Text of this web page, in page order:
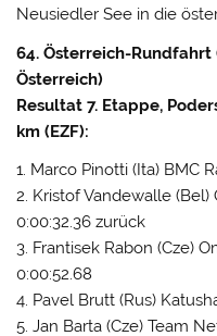
Neusiedler See in die
64. Österreich-Rundfahrt
Österreich)
Resultat 7. Etappe,
km (EZF):
1. Marco Pinotti (Ita) BMC
2. Kristof Vandewalle
0:00:32.36 zurück
3. Frantisek Rabon (Cze)
0:00:52.68
4. Pavel Brutt (Rus)
5. Jan Barta (Cze) Team